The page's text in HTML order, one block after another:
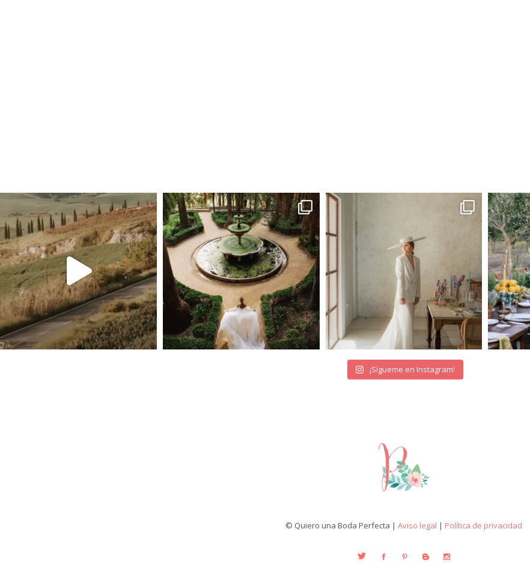
¡Sígueme en Instagram!
© Quiero una Boda Perfecta | Aviso legal | Política de privacidad